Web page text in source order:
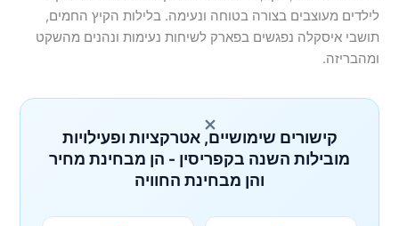
לילדים מעוצבים בצורה בטוחה ונעימה. בלילות הקיץ החמים,
תושבי איסקלה נפגשים בפארק לשיחות נעימות ונהנים מהשקט
ומהבריזה.
×
קישורים שימושיים, אטרקציות ופעילויות
מובילות השנה בקפריסין - הן מבחינת מחיר
והן מבחינת החוויה